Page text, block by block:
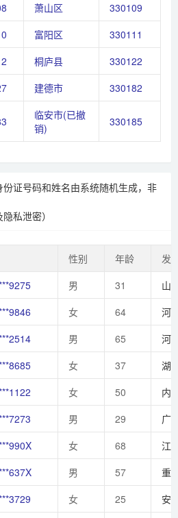
萧山区
330109
富阳区
330111
桐庐县
330122
建德市
330182
临安市(已撤
销)
330185
证号码和姓名由系统随机生成，非
私泄密）
性别 年龄
发
男 31
山
女 64
河
男 65
河
女 37
湖
女 50
内
男 29
广
女 68
江
男 57
重
女 25
安